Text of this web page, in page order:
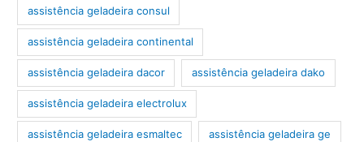
assistência geladeira consul
assistência geladeira continental
assistência geladeira dacor assistência geladeira dako
assistência geladeira electrolux
assistência geladeira esmaltec assistência geladeira ge